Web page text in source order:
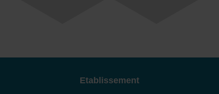
Etablissement